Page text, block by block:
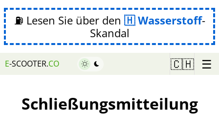
⛽ Lesen Sie über den Wasserstoff-
Skandal
E-SCOOTER.CO 🇨🇭 ☰
Schließungsmitteilung